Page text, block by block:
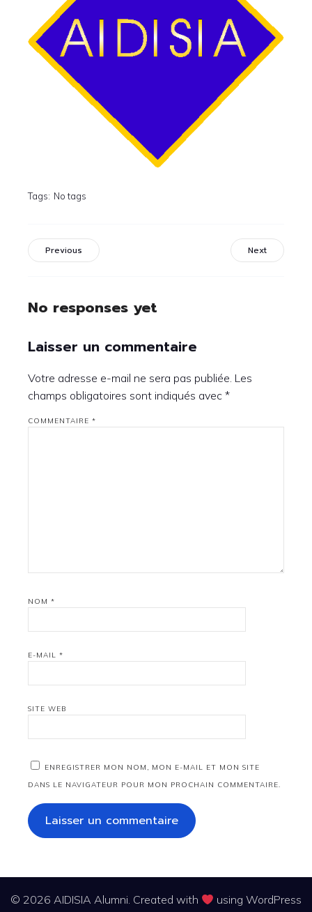
Tags: No tags
Previous Next
No responses yet
Laisser un commentaire
Votre adresse e-mail ne sera pas publiée. Les
champs obligatoires sont indiqués avec *
COMMENTAIRE *
NOM *
E-MAIL *
SITE WEB
ENREGISTRER MON NOM, MON E-MAIL ET MON SITE
DANS LE NAVIGATEUR POUR MON PROCHAIN COMMENTAIRE.
© 2026 AIDISIA Alumni. Created with
using WordPress